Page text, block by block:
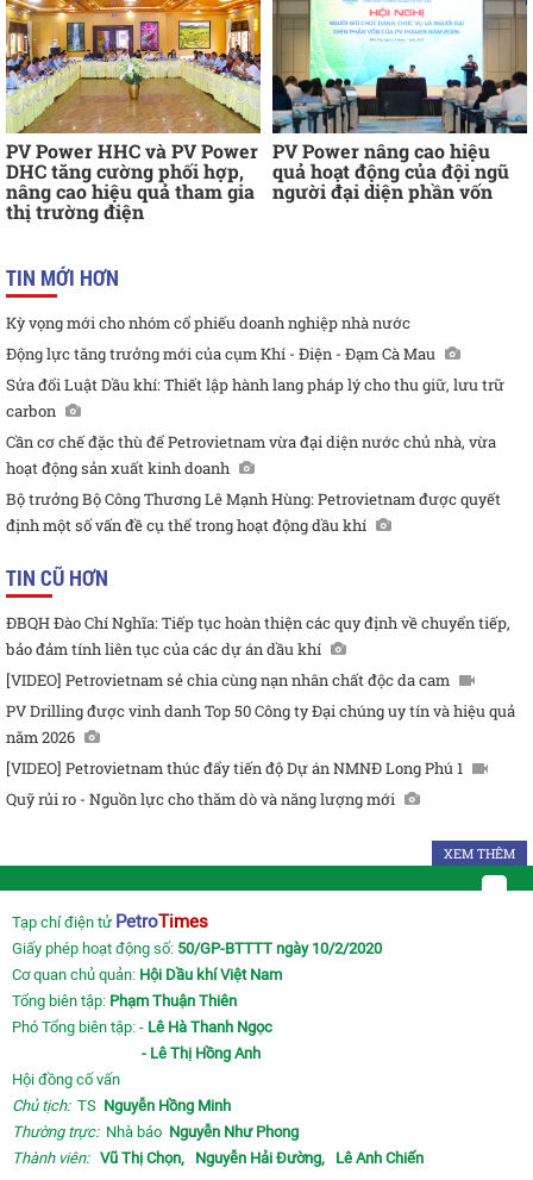
PV Power HHC và PV Power
DHC tăng cường phối hợp,
nâng cao hiệu quả tham gia
thị trường điện
PV Power nâng cao hiệu
quả hoạt động của đội ngũ
người đại diện phần vốn
TIN MỚI HƠN
Kỳ vọng mới cho nhóm cổ phiếu doanh nghiệp nhà nước
Động lực tăng trưởng mới của cụm Khí - Điện - Đạm Cà Mau
Sửa đổi Luật Dầu khí: Thiết lập hành lang pháp lý cho thu giữ, lưu trữ
carbon
Cần cơ chế đặc thù để Petrovietnam vừa đại diện nước chủ nhà, vừa
hoạt động sản xuất kinh doanh
Bộ trưởng Bộ Công Thương Lê Mạnh Hùng: Petrovietnam được quyết
định một số vấn đề cụ thể trong hoạt động dầu khí
TIN CŨ HƠN
ĐBQH Đào Chí Nghĩa: Tiếp tục hoàn thiện các quy định về chuyển tiếp,
bảo đảm tính liên tục của các dự án dầu khí
[VIDEO] Petrovietnam sẻ chia cùng nạn nhân chất độc da cam
PV Drilling được vinh danh Top 50 Công ty Đại chúng uy tín và hiệu quả
năm 2026
[VIDEO] Petrovietnam thúc đẩy tiến độ Dự án NMNĐ Long Phú 1
Quỹ rủi ro - Nguồn lực cho thăm dò và năng lượng mới
XEM THÊM
Tạp chí điện tử PetroTimes
Giấy phép hoạt động số: 50/GP-BTTTT ngày 10/2/2020
Cơ quan chủ quản: Hội Dầu khí Việt Nam
Tổng biên tập: Phạm Thuận Thiên
Phó Tổng biên tập: - Lê Hà Thanh Ngọc
- Lê Thị Hồng Anh
Hội đồng cố vấn
Chủ tịch:TS Nguyễn Hồng Minh
Thường trực: Nhà báo Nguyễn Như Phong
Thành viên: Vũ Thị Chọn, Nguyễn Hải Đường, Lê Anh Chiến